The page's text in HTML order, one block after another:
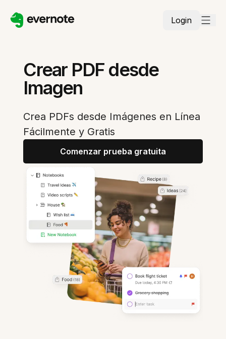
Login
Crear PDF desde
Imagen
Crea PDFs desde Imágenes en Línea
Fácilmente y Gratis
Comenzar prueba gratuita